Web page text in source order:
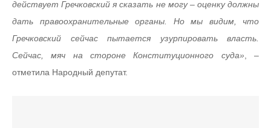
действует Гречковский я сказать не могу – оценку должны
дать правоохранительные органы. Но мы видим, что
Гречковский сейчас пытается узурпировать власть.
Сейчас, мяч на стороне Конституционного суда», –
отметила Народный депутат.